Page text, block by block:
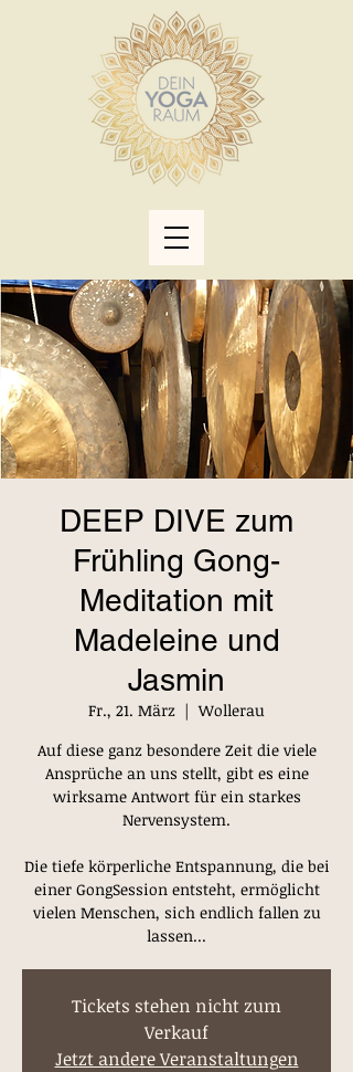
DEEP DIVE zum
Frühling Gong-
Meditation mit
Madeleine und
Jasmin
Fr., 21. März
  |
Wollerau
Auf diese ganz besondere Zeit die viele
Ansprüche an uns stellt, gibt es eine
wirksame Antwort für ein starkes
Nervensystem.
Die tiefe körperliche Entspannung, die bei
einer GongSession entsteht, ermöglicht
vielen Menschen, sich endlich fallen zu
lassen...
Tickets stehen nicht zum
Verkauf
Jetzt andere Veranstaltungen